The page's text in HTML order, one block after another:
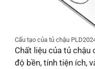
Cấu tạo của tủ chậu
Chất liệu của tủ chậu
độ bền, tính tiện ích,